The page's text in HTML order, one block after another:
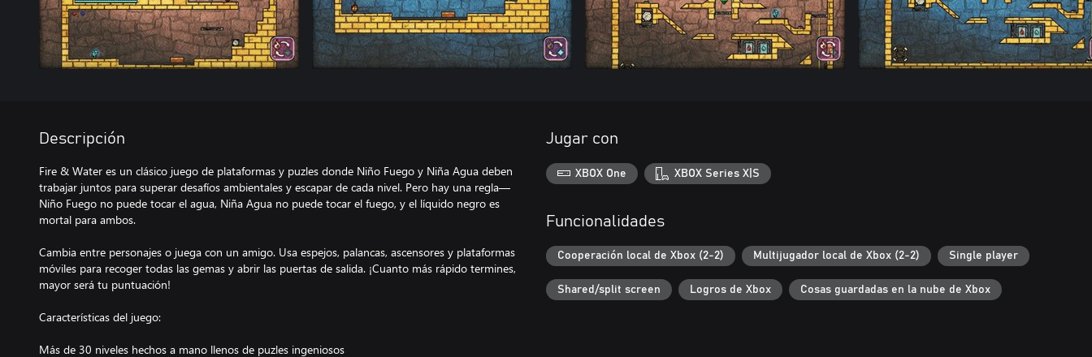
Descripción
Fire & Water es un clásico juego de plataformas y puzles donde Niño Fuego y Niña Agua deben
trabajar juntos para superar desafíos ambientales y escapar de cada nivel. Pero hay una regla—
Niño Fuego no puede tocar el agua, Niña Agua no puede tocar el fuego, y el líquido negro es
mortal para ambos.
Cambia entre personajes o juega con un amigo. Usa espejos, palancas, ascensores y plataformas
móviles para recoger todas las gemas y abrir las puertas de salida. ¡Cuanto más rápido termines,
mayor será tu puntuación!
Características del juego:
Más de 30 niveles hechos a mano llenos de puzles ingeniosos
Jugar con
XBOX One XBOX Series X|S
Funcionalidades
Cooperación local de Xbox (2-2) Multijugador local de Xbox (2-2) Single player
Shared/split screen Logros de Xbox Cosas guardadas en la nube de Xbox